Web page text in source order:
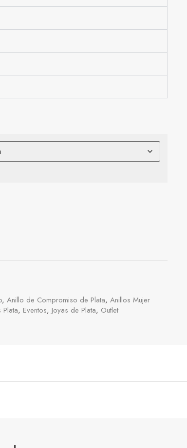
, Anillo de Compromiso de Plata, Anillos Mujer
, Eventos, Joyas de Plata, Outlet